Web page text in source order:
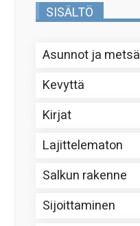
SISÄLTÖ
Asunnot ja metsä
Kevyttä
Kirjat
Lajittelematon
Salkun rakenne
Sijoittaminen